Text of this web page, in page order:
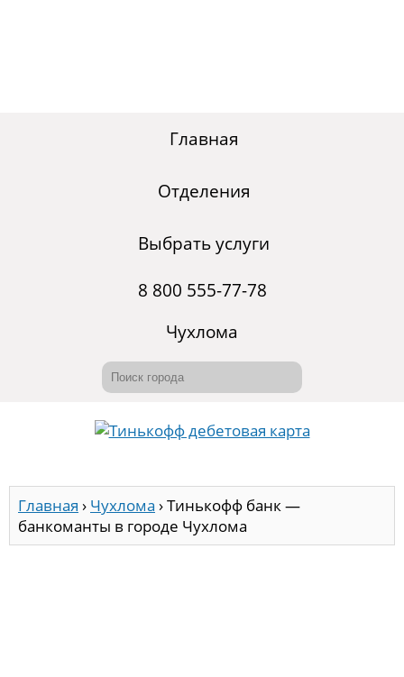
Главная
Отделения
Выбрать услуги
8 800 555-77-78
Чухлома
Главная › Чухлома ›Тинькофф банк —
банкоманты в городе Чухлома